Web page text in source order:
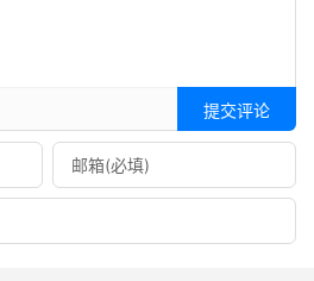
提交评论